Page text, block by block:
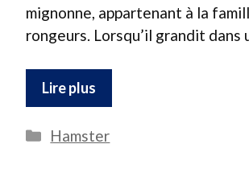
mignonne, appartenant à la
rongeurs. Lorsqu’il grandit dans
Lire plus
Catégories
Hamster